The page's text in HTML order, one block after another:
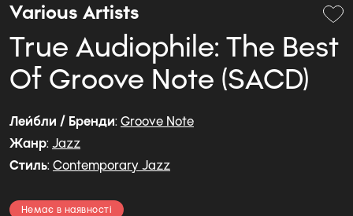
Various Artists
True Audiophile: The Best
Of Groove Note (SACD)
Лейбли / Бренди: Groove Note
Жанр: Jazz
Стиль: Contemporary Jazz
Немає в наявності